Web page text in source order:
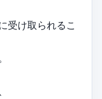
受け取られるこ